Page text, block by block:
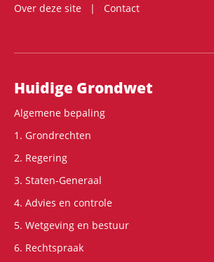
Over deze site
Contact
Hoofdnavigatie
Huidige Grondwet
Algemene bepaling
1. Grondrechten
2. Regering
3. Staten-Generaal
4. Advies en controle
5. Wetgeving en bestuur
6. Rechtspraak